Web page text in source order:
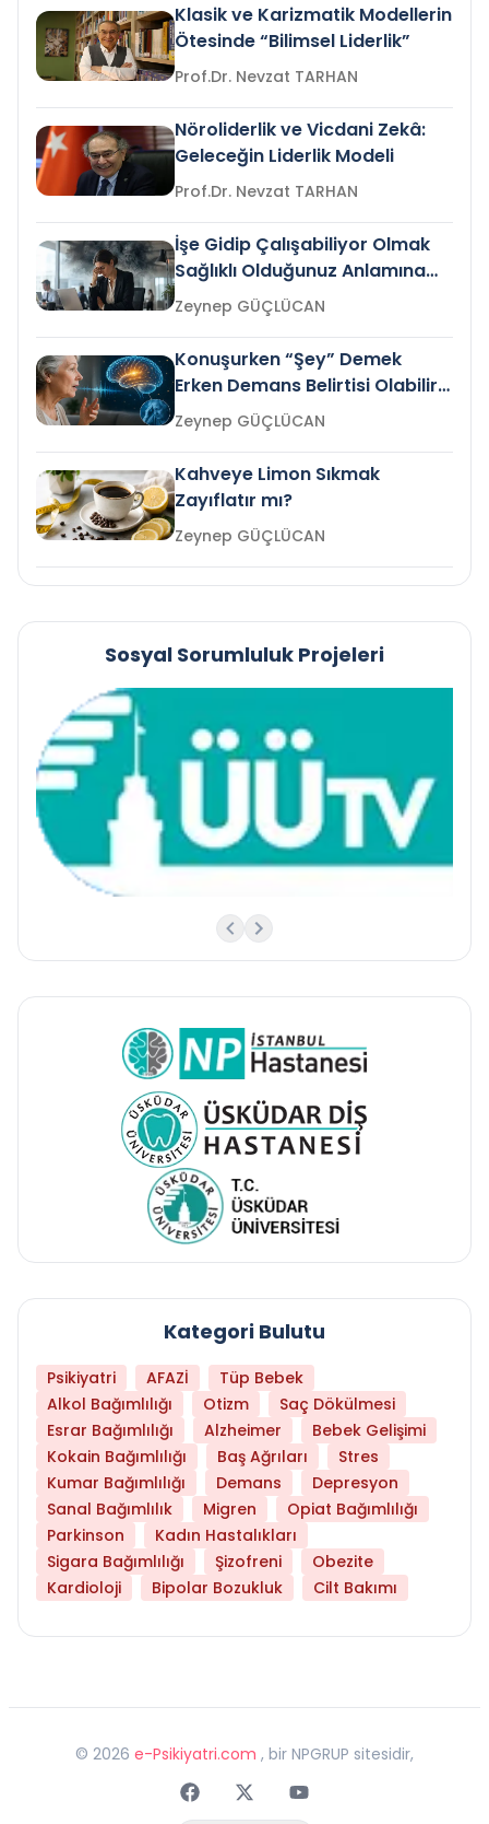
Klasik ve Karizmatik Modellerin
Ötesinde “Bilimsel Liderlik”
Prof.Dr. Nevzat TARHAN
Nöroliderlik ve Vicdani Zekâ:
Geleceğin Liderlik Modeli
Prof.Dr. Nevzat TARHAN
İşe Gidip Çalışabiliyor Olmak
Sağlıklı Olduğunuz Anlamına
Gelir mi?Zeynep GÜÇLÜCAN
Konuşurken “Şey” Demek
Erken Demans Belirtisi Olabilir
mi?
Zeynep GÜÇLÜCAN
Kahveye Limon Sıkmak
Zayıflatır mı?
Zeynep GÜÇLÜCAN
Sosyal Sorumluluk Projeleri
Kategori Bulutu
Psikiyatri AFAZİ
Tüp Bebek
Alkol Bağımlılığı
Otizm
Saç Dökülmesi
Esrar Bağımlılığı
Alzheimer
Bebek Gelişimi
Kokain Bağımlılığı
Baş Ağrıları
Stres
Kumar Bağımlılığı
Demans
Depresyon
Sanal Bağımlılık
Migren
Opiat Bağımlılığı
Parkinson
Kadın Hastalıkları
Sigara Bağımlılığı
Şizofreni
Obezite
Kardioloji
Bipolar Bozukluk Cilt Bakımı
© 2026 e-Psikiyatri.com , bir NPGRUP sitesidir,
FaceebokTwitterYoutube